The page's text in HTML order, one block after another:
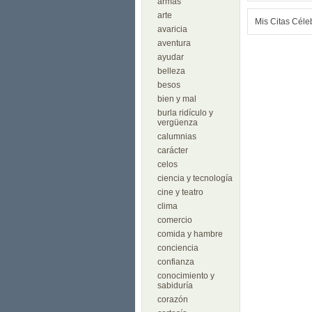
arte
avaricia
aventura
ayudar
belleza
besos
bien y mal
burla ridículo y
vergüenza
calumnias
carácter
celos
ciencia y tecnología
cine y teatro
clima
comercio
comida y hambre
conciencia
confianza
conocimiento y
sabiduría
corazón
Mis Citas